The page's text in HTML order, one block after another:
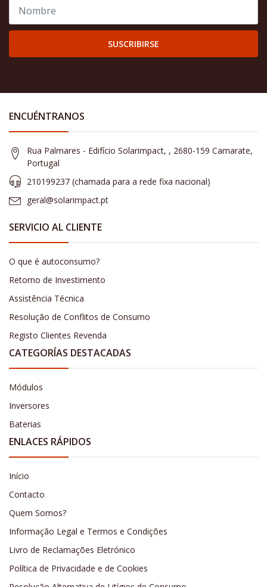
SUSCRIBIRSE
ENCUÉNTRANOS
Rua Palmares - Edifício Solarimpact, , 2680-159 Camarate,
Portugal
210199237 (​chamada para a rede fixa nacional)
geral@solarimpact.pt
SERVICIO AL CLIENTE
O que é autoconsumo?
Retorno de Investimento
Assistência Técnica
Resolução de Conflitos de Consumo
Registo Clientes Revenda
CATEGORÍAS DESTACADAS
Módulos
Inversores
Baterias
ENLACES RÁPIDOS
Início
Contacto
Quem Somos?
Informação Legal e Termos e Condições
Livro de Reclamações Eletrónico
Política de Privacidade e de Cookies